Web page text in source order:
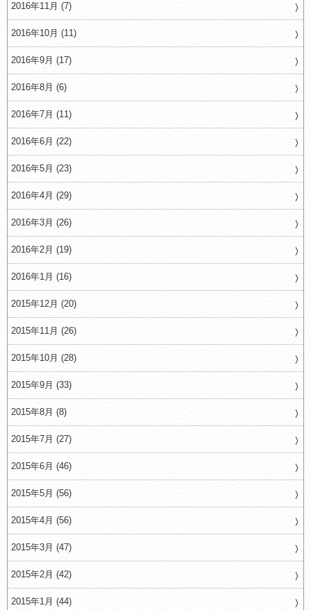
2016年11月 (7)
2016年10月 (11)
2016年9月 (17)
2016年8月 (6)
2016年7月 (11)
2016年6月 (22)
2016年5月 (23)
2016年4月 (29)
2016年3月 (26)
2016年2月 (19)
2016年1月 (16)
2015年12月 (20)
2015年11月 (26)
2015年10月 (28)
2015年9月 (33)
2015年8月 (8)
2015年7月 (27)
2015年6月 (46)
2015年5月 (56)
2015年4月 (56)
2015年3月 (47)
2015年2月 (42)
2015年1月 (44)